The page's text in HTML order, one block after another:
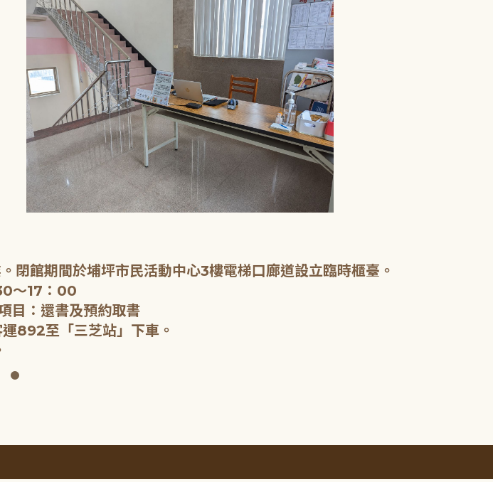
閉館期間於埔坪市民活動中心3樓電梯口廊道設立臨時櫃臺。
～17：00
目：還書及預約取書
892至「三芝站」下車。